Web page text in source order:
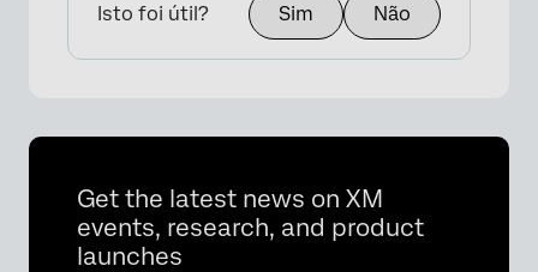
Isto foi útil? Sim Não
Get the latest news on XM
events, research, and product
launches